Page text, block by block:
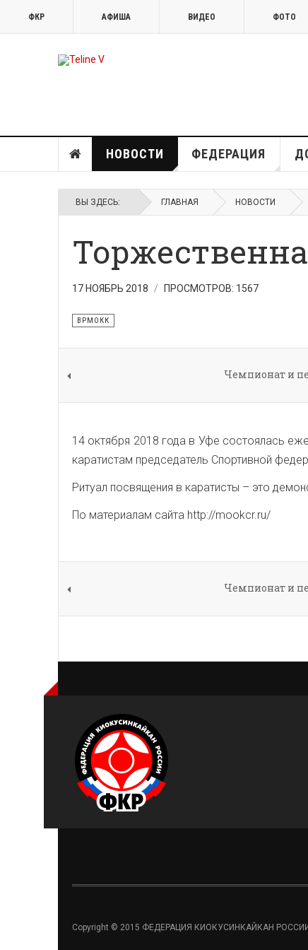
ФКР АФИША ВИДЕО ФОТО
НОВОСТИ ФЕДЕРАЦИЯ
ВЫ ЗДЕСЬ: ГЛАВНАЯ НОВОСТИ
17 НОЯБРЬ 2018 ПРОСМОТРОВ: 1567
ВРМОКК
Чемпионат и
14 октября 2018 года в Уфе состоялась
каратистам председатель Спортивной
Ритуал посвящения в каратисты – это
По материалам сайта http://mookcr.ru/
Чемпионат и
Copyright © 2015 ФЕДЕРАЦИЯ КИОКУСИНКАЙКАН